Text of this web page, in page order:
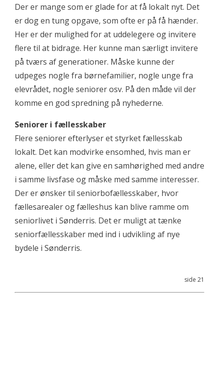
Der er mange som er glade for at få lokalt nyt. Det
er dog en tung opgave, som ofte er på få hænder.
Her er der mulighed for at uddelegere og invitere
flere til at bidrage. Her kunne man særligt invitere
på tværs af generationer. Måske kunne der
udpeges nogle fra børnefamilier, nogle unge fra
elevrådet, nogle seniorer osv. På den måde vil der
komme en god spredning på nyhederne.
Seniorer i fællesskaber
Flere seniorer efterlyser et styrket fællesskab
lokalt. Det kan modvirke ensomhed, hvis man er
alene, eller det kan give en samhørighed med andre
i samme livsfase og måske med samme interesser.
Der er ønsker til seniorbofællesskaber, hvor
fællesarealer og fælleshus kan blive ramme om
seniorlivet i Sønderris. Det er muligt at tænke
seniorfællesskaber med ind i udvikling af nye
bydele i Sønderris.
side 21